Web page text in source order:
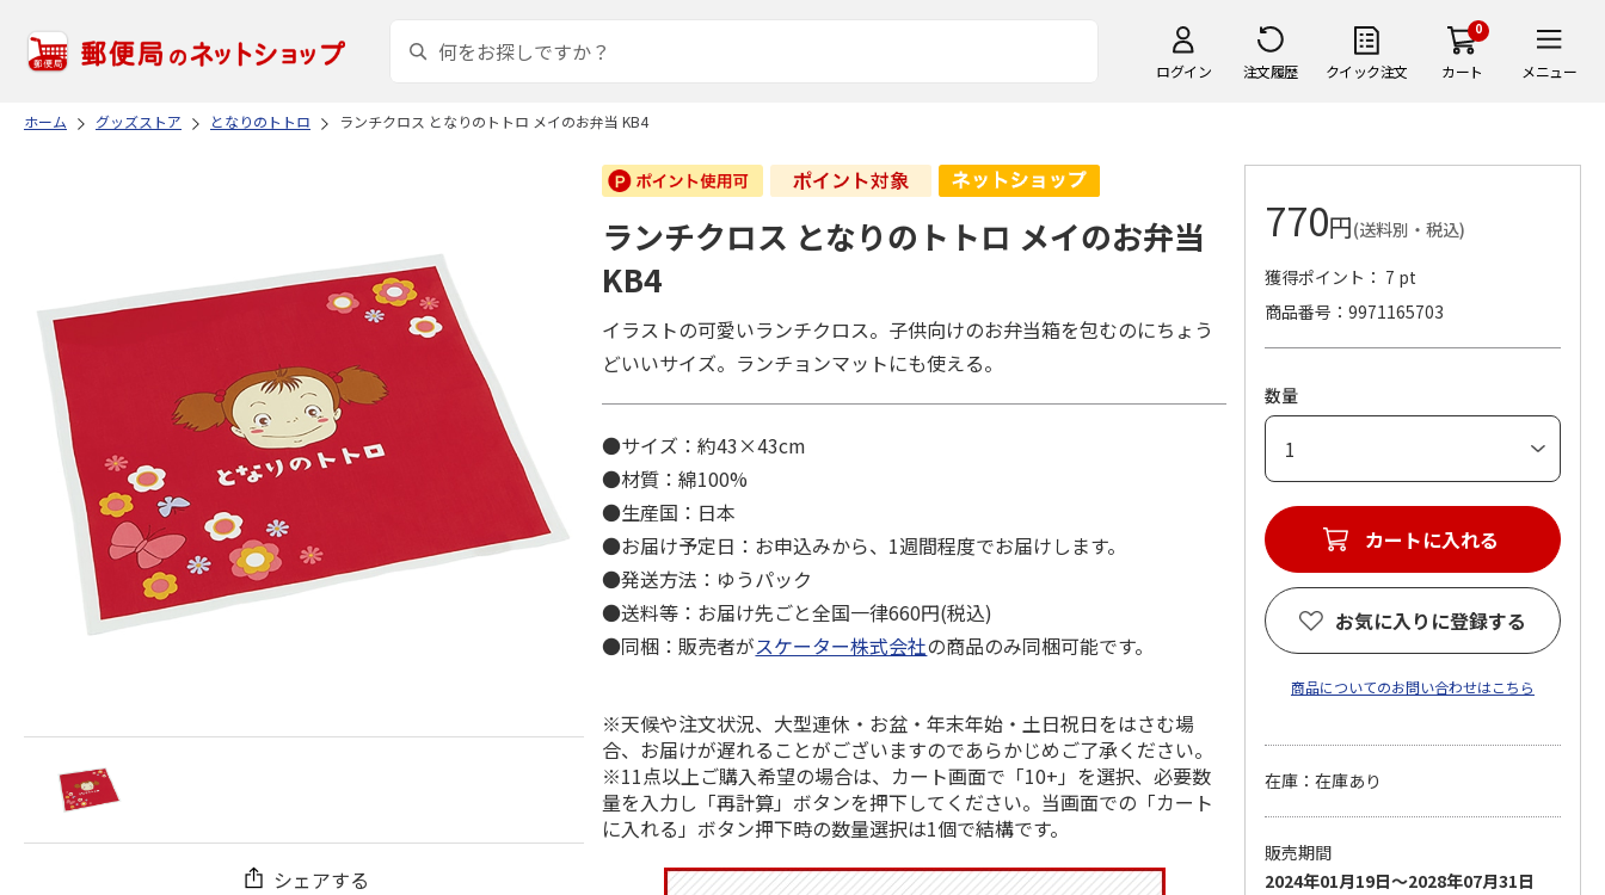
ログイン 注文履歴 クイック注文
0
カート メニュー
ホーム グッズストア となりのトトロ ランチクロス となりのトトロ メイのお弁当 KB4
シェアする
ランチクロス となりのトトロ メイのお弁当
KB4
イラストの可愛いランチクロス。子供向けのお弁当箱を包むのにちょう
どいいサイズ。ランチョンマットにも使える。
●サイズ：約43×43cm
●材質：綿100%
●生産国：日本
●お届け予定日：お申込みから、1週間程度でお届けします。
●発送方法：ゆうパック
●送料等：お届け先ごと全国一律660円(税込)
●同梱：販売者がスケーター株式会社の商品のみ同梱可能です。
※天候や注文状況、大型連休・お盆・年末年始・土日祝日をはさむ場
合、お届けが遅れることがございますのであらかじめご了承ください。
※11点以上ご購入希望の場合は、カート画面で「10+」を選択、必要数
量を入力し「再計算」ボタンを押下してください。当画面での「カート
に入れる」ボタン押下時の数量選択は1個で結構です。
770円(送料別・税込)
獲得ポイント： 7 pt
商品番号
9971165703
数量
カートに入れる
お気に入りに登録する
商品についてのお問い合わせはこちら
在庫：在庫あり
販売期間
2024年01月19日～2028年07月31日